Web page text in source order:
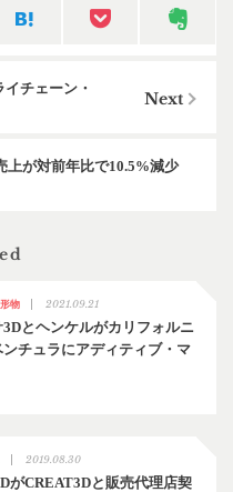
チェーン・
上が対前年比で10.5%減少
物 2021.09.21
とヘンケルがカリフォルニ
ンチュラにアディティブ・マ
2019.08.30
がCREAT3Dと販売代理店契